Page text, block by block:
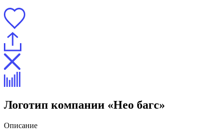
Логотип компании «Нео багс»
Описание